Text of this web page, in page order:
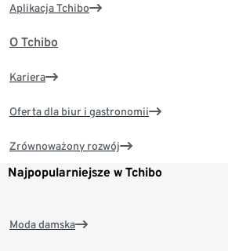
Aplikacja Tchibo
O Tchibo
Kariera
Oferta dla biur i gastronomii
Zrównoważony rozwój
Najpopularniejsze w Tchibo
Moda damska